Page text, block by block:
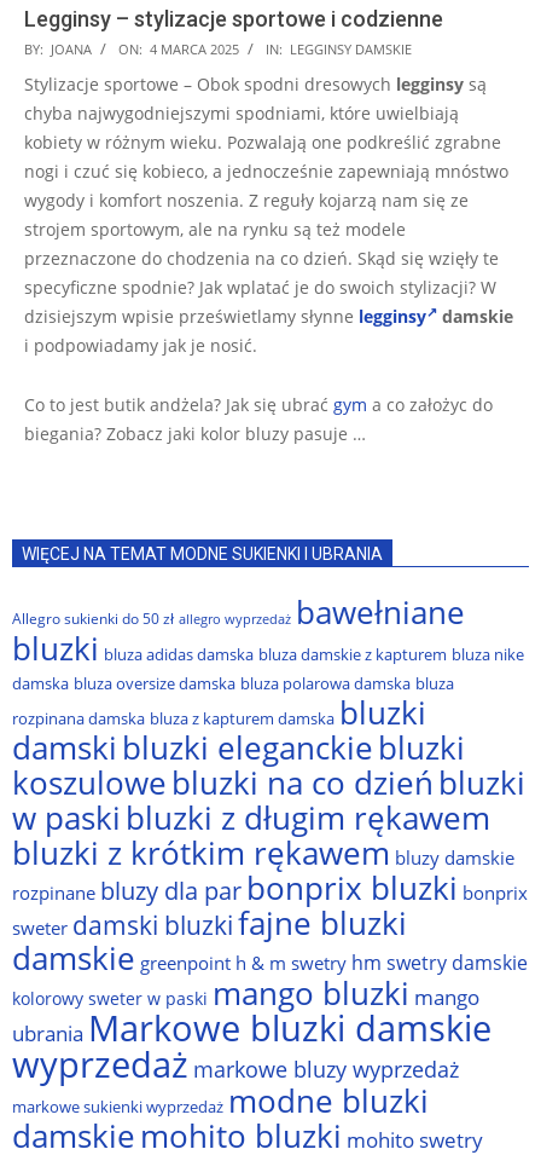
Legginsy – stylizacje sportowe i codzienne
2025-
03-
04
BY: JOANA ON: 4 MARCA 2025 IN: LEGGINSY DAMSKIE
Stylizacje sportowe – Obok spodni dresowych legginsy są
chyba najwygodniejszymi spodniami, które uwielbiają
kobiety w różnym wieku. Pozwalają one podkreślić zgrabne
nogi i czuć się kobieco, a jednocześnie zapewniają mnóstwo
wygody i komfort noszenia. Z reguły kojarzą nam się ze
strojem sportowym, ale na rynku są też modele
przeznaczone do chodzenia na co dzień. Skąd się wzięły te
specyficzne spodnie? Jak wplatać je do swoich stylizacji? W
dzisiejszym wpisie prześwietlamy słynne legginsy
damskie
i podpowiadamy jak je nosić.
Co to jest butik andżela? Jak się ubrać gym a co założyc do
biegania? Zobacz jaki kolor bluzy pasuje …
WIĘCEJ NA TEMAT MODNE SUKIENKI I UBRANIA
Allegro sukienki do 50 zł allegro wyprzedaż bawełniane
bluzki bluza adidas damska bluza damskie z kapturem bluza nike
damska bluza oversize damska bluza polarowa damska bluza
rozpinana damska bluza z kapturem damska bluzki
damski bluzki eleganckie bluzki
koszulowe bluzki na co dzień bluzki
w paski bluzki z długim rękawem
bluzki z krótkim rękawem bluzy damskie
rozpinane bluzy dla par bonprix bluzki bonprix
sweter damski bluzkifajne bluzki
damskie greenpoint h & m swetry hm swetry damskie
kolorowy sweter w paski mango bluzki mango
ubrania Markowe bluzki damskie
wyprzedaż markowe bluzy wyprzedaż
markowe sukienki wyprzedaż modne bluzki
damskiemohito bluzki mohito swetry